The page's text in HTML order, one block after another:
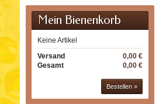
Mein Bienenkorb
Keine Artikel
0,00 €
Versand
0,00 €
Gesamt
Bestellen »